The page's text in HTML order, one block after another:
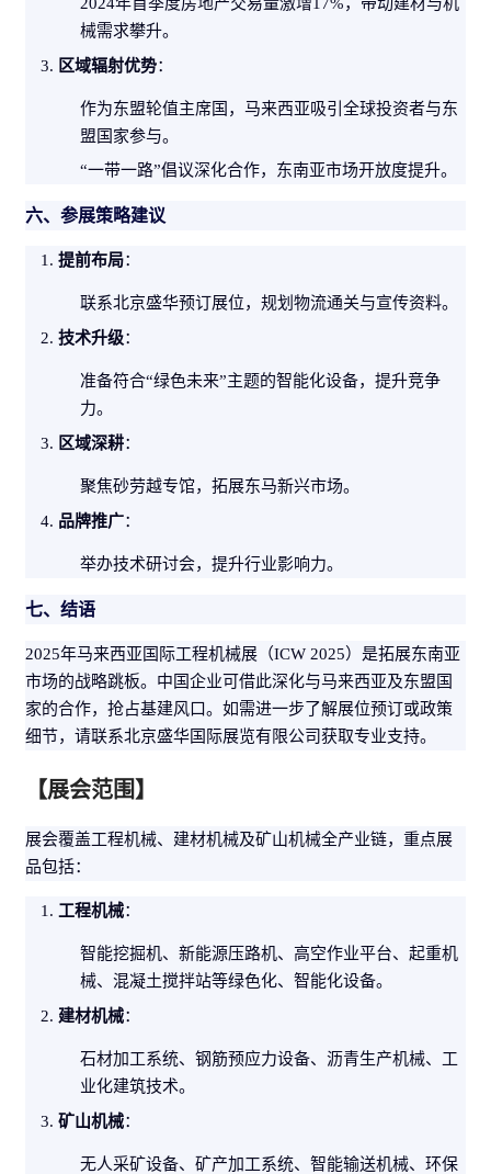
械需求攀升。
区域辐射优势：
作为东盟轮值主席国，马来西亚吸引全球投资者与东
盟国家参与。
“一带一路”倡议深化合作，东南亚市场开放度提升。
六、参展策略建议
提前布局：
联系北京盛华预订展位，规划物流通关与宣传资料。
技术升级：
准备符合“绿色未来”主题的智能化设备，提升竞争
力。
区域深耕：
聚焦砂劳越专馆，拓展东马新兴市场。
品牌推广：
举办技术研讨会，提升行业影响力。
七、结语
2025年马来西亚国际工程机械展（ICW 2025）是拓展东南亚
市场的战略跳板。中国企业可借此深化与马来西亚及东盟国
家的合作，抢占基建风口。如需进一步了解展位预订或政策
细节，请联系北京盛华国际展览有限公司获取专业支持。
【展会范围】
展会覆盖工程机械、 建材机械及矿山机械全产业链，重点展
品包括：
工程机械：
智能挖掘机、新能源压路机、高空作业平台、起重机
械、混凝土搅拌站等绿色化、智能化设备。
建材机械：
石材加工系统、钢筋预应力设备、沥青生产机械、 工
业化建筑技术。
矿山机械：
无人采矿设备、矿产加工系统、智能输送机械、 环保